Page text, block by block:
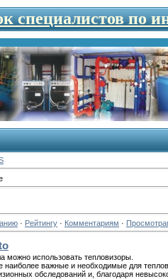
специалистов
· Рейтингу· Комментариям ·
можно использовать тепловизоры.
наиболее важные и необходимые для
обследований и, благодаря